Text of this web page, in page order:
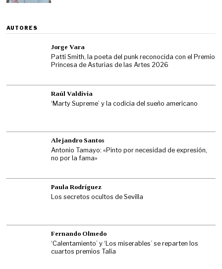
AUTORES
Jorge Vara
Patti Smith, la poeta del punk reconocida con el Premio
Princesa de Asturias de las Artes 2026
Raúl Valdivia
‘Marty Supreme’ y la codicia del sueño americano
Alejandro Santos
Antonio Tamayo: «Pinto por necesidad de expresión,
no por la fama»
Paula Rodríguez
Los secretos ocultos de Sevilla
Fernando Olmedo
‘Calentamiento’ y ‘Los miserables’ se reparten los
cuartos premios Talía